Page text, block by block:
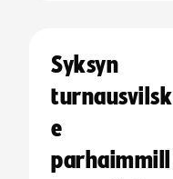
Syksyn
turnausvilsk
e
parhaimmill